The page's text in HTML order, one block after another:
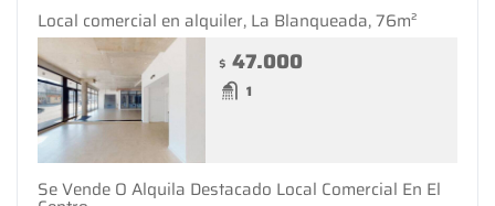
Local comercial en alquiler, La Blanqueada, 76m²
$ 47.000
1
Se Vende O Alquila Destacado Local Comercial En El